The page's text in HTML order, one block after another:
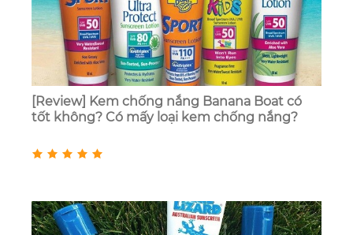
[Review] Kem chống nắng Banana Boat có
tốt không? Có mấy loại kem chống nắng?